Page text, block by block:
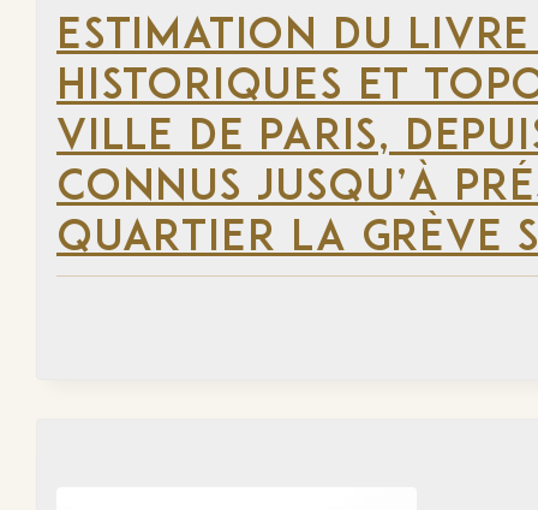
ESTIMATION DU
HISTORIQUES ET
VILLE DE PARIS,
CONNUS JUSQU’À
QUARTIER LA GRÈVE